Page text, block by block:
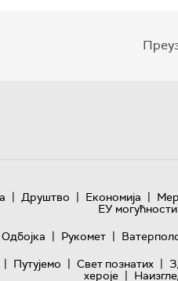
| Друштво | Економија |
ЕУ
Одбојка | Рукомет |
| Путујемо | Свет познатих |
хероје |